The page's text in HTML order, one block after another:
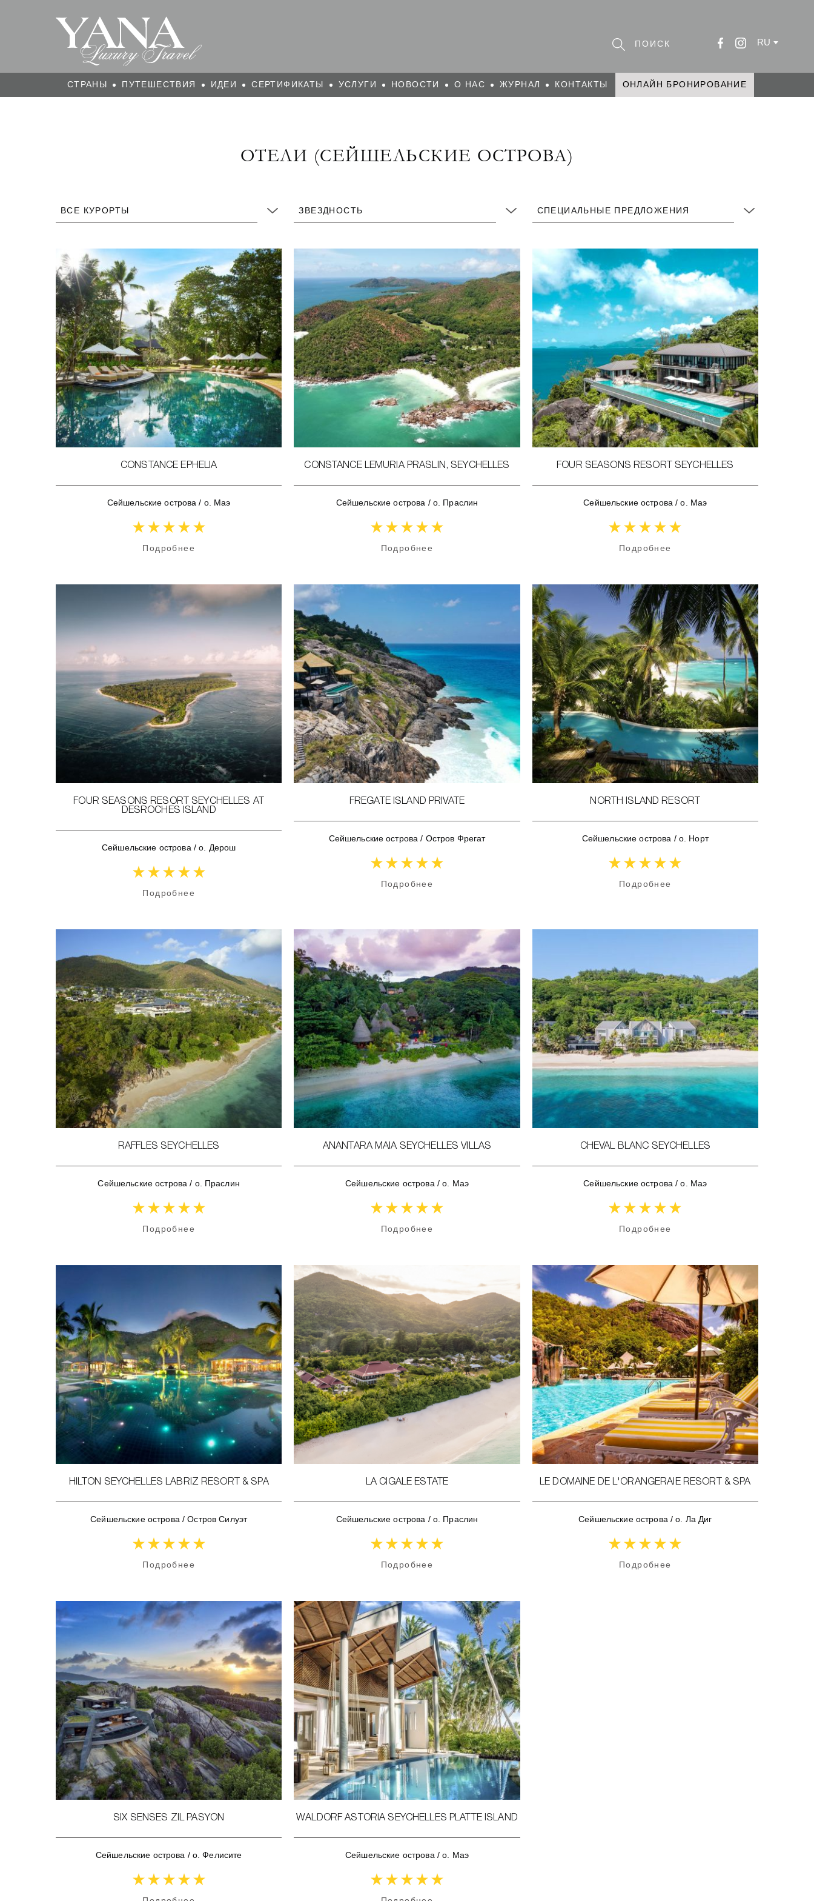
RU
СТРАНЫ ПУТЕШЕСТВИЯ ИДЕИ СЕРТИФИКАТЫ УСЛУГИ НОВОСТИ О НАС ЖУРНАЛ КОНТАКТЫ ОНЛАЙН БРОНИРОВАНИЕ
ОТЕЛИ (СЕЙШЕЛЬСКИЕ ОСТРОВА)
ВСЕ КУРОРТЫ ЗВЕЗДНОСТЬ СПЕЦИАЛЬНЫЕ ПРЕДЛОЖЕНИЯ
CONSTANCE EPHELIA
Сейшельские острова / о. Маэ
Подробнее
CONSTANCE LEMURIA PRASLIN, SEYCHELLES
Сейшельские острова / о. Праслин
Подробнее
FOUR SEASONS RESORT SEYCHELLES
Сейшельские острова /о. Маэ
Подробнее
FOUR SEASONS RESORT SEYCHELLES AT
DESROCHES ISLAND
Сейшельские острова /о. Дерош
Подробнее
FREGATE ISLAND PRIVATE
Сейшельские острова / Остров Фрегат
Подробнее
NORTH ISLAND RESORT
Сейшельские острова / о. Норт
Подробнее
RAFFLES SEYCHELLES
Сейшельские острова / о. Праслин
Подробнее
ANANTARA MAIA SEYCHELLES VILLAS
Сейшельские острова /о. Маэ
Подробнее
CHEVAL BLANC SEYCHELLES
Сейшельские острова /о. Маэ
Подробнее
HILTON SEYCHELLES LABRIZ RESORT & SPA
Сейшельские острова /Остров Силуэт
Подробнее
LA CIGALE ESTATE
Сейшельские острова / о. Праслин
Подробнее
LE DOMAINE DE L'ORANGERAIE RESORT & SPA
Сейшельские острова /о. Ла Диг
Подробнее
SIX SENSES ZIL PASYON
Сейшельские острова / о. Фелисите
WALDORF ASTORIA SEYCHELLES PLATTE ISLAND
Сейшельские острова /о. Маэ